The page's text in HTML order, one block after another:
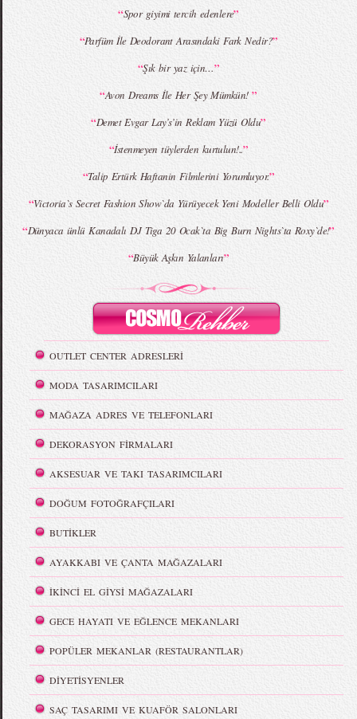
MBFWI - Giray Sepin 2015 Yaz Koleksiyonu MBFWI - Burçe Bekrek 2015 Yaz Koleksiyonu
“Spor giyimi tercih edenlere”
“Parfüm İle Deodorant Arasındaki Fark Nedir?”
“Şık bir yaz için…”
“Avon Dreams İle Her Şey Mümkün!”
“Demet Evgar Lay’s’in Reklam Yüzü Oldu”
“İstenmeyen tüylerden kurtulun!..”
“Talip Ertürk Haftanin Filmlerini Yorumluyor.”
“Victoria`s Secret Fashion Show`da Yürüyecek Yeni Modeller Belli Oldu”
“Dünyaca ünlü Kanadalı DJ Tiga 20 Ocak`ta Big Burn Nights`ta Roxy`de!”
“Büyük Aşkın Yalanları”
OUTLET CENTER ADRESLERİ
MODA TASARIMCILARI
MAĞAZA ADRES VE TELEFONLARI
DEKORASYON FİRMALARI
AKSESUAR VE TAKI TASARIMCILARI
DOĞUM FOTOĞRAFÇILARI
BUTİKLER
AYAKKABI VE ÇANTA MAĞAZALARI
İKİNCİ EL GİYSİ MAĞAZALARI
GECE HAYATI VE EĞLENCE MEKANLARI
POPÜLER MEKANLAR (RESTAURANTLAR)
DİYETİSYENLER
SAÇ TASARIMI VE KUAFÖR SALONLARI